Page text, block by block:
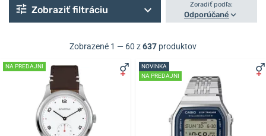
Zobraziť filtráciu Zoradiť podľa:
Odporúčané
Zobrazené 1 — 60 z637 produktov
NA PREDAJNI
NOVINKA
NA PREDAJNI